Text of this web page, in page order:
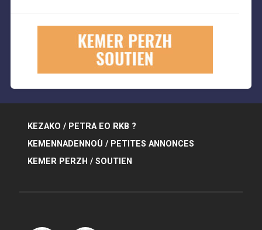
KEZAKO / PETRA EO RKB ?
KEMENNADENNOÙ / PETITES ANNONCES
KEMER PERZH / SOUTIEN